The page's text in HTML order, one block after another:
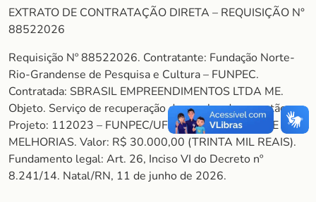
EXTRATO DE CONTRATAÇÃO DIRETA – REQUISIÇÃO N°
88522026
Requisição Nº 88522026. Contratante: Fundação Norte-
Rio-Grandense de Pesquisa e Cultura – FUNPEC.
Contratada: SBRASIL EMPREENDIMENTOS LTDA ME.
Objeto. Serviço de recuperação de capelas de exaustão.
Projeto: 112023 – FUNPEC/UFRN/MANUTENÇÃO E
MELHORIAS. Valor: R$ 30.000,00 (TRINTA MIL REAIS).
Fundamento legal: Art. 26, Inciso VI do Decreto nº
8.241/14. Natal/RN, 11 de junho de 2026.